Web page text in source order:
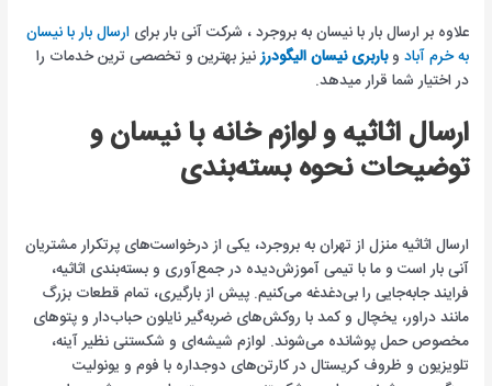
علاوه بر ارسال بار با نیسان به بروجرد ، شرکت آنی بار برایارسال بار با نیسان
به خرم آباد وباربری نیسان الیگودرزنیز بهترین و تخصصی ترین خدمات را
در اختیار شما قرار میدهد.
ارسال اثاثیه و لوازم خانه با نیسان و
توضیحات نحوه بسته‌بندی
ارسال اثاثیه منزل از تهران به بروجرد، یکی از درخواست‌های پرتکرار مشتریان
آنی بار است و ما با تیمی آموزش‌دیده در جمع‌آوری و بسته‌بندی اثاثیه،
فرایند جابه‌جایی را بی‌دغدغه می‌کنیم. پیش از بارگیری، تمام قطعات بزرگ
مانند دراور، یخچال و کمد با روکش‌های ضربه‌گیر نایلون حباب‌دار و پتوهای
مخصوص حمل پوشانده می‌شوند. لوازم شیشه‌ای و شکستنی نظیر آینه،
تلویزیون و ظروف کریستال در کارتن‌های دوجداره با فوم و یونولیت